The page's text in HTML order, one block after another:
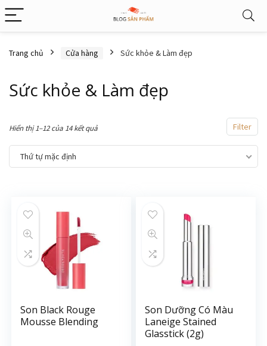
Trang chủ Cửa hàng Sức khỏe & Làm đẹp
Sức khỏe & Làm đẹp
Filter
Hiển thị 1–12 của 14 kết quả
Thứ tự mặc định
Son Black Rouge
Mousse Blending
Son Dưỡng Có Màu
Laneige Stained
Glasstick (2g)